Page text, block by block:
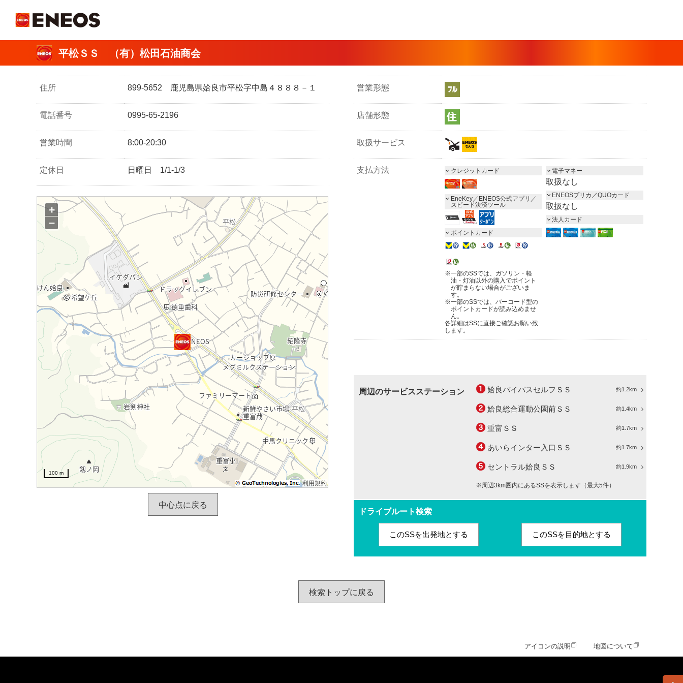
平松ＳＳ （有）松田石油商会
住所 899-5652 鹿児島県姶良市平松字中島４８８８－１
電話番号 0995-65-2196
営業時間 8:00-20:30
定休日 日曜日 1/1-1/3
利用規約
+
−
100 m
中心点に戻る
営業形態
店舗形態
取扱サービス
支払方法 クレジットカード
EneKey／ENEOS公式アプリ／
スピード決済ツール
ポイントカード
※一部のSSでは、ガソリン・軽
油・灯油以外の購入でポイント
が貯まらない場合がございま
す。
※一部のSSでは、バーコード型の
ポイントカードが読み込めませ
ん。
各詳細はSSに直接ご確認お願い致
します。
電子マネー
取扱なし
ENEOSプリカ／QUOカード
取扱なし
法人カード
周辺のサービスステーション 約1.2km
姶良バイパスセルフＳＳ
約1.4km
姶良総合運動公園前ＳＳ
約1.7km
重富ＳＳ
約1.7km
あいらインター入口ＳＳ
約1.9km
セントラル姶良ＳＳ
※周辺3km圏内にあるSSを表示します（最大5件）
ドライブルート検索
このSSを出発地とする このSSを目的地とする
検索トップに戻る
アイコンの説明 地図について